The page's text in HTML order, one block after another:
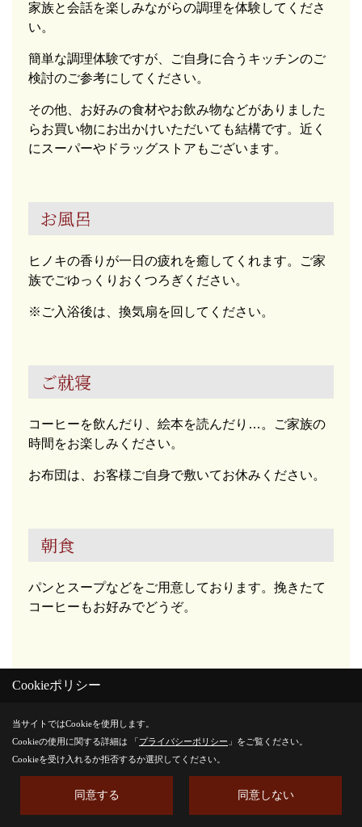
家族と会話を楽しみながらの調理を体験してくださ
い。
簡単な調理体験ですが、ご自身に合うキッチンのご
検討のご参考にしてください。
その他、お好みの食材やお飲み物などがありました
らお買い物にお出かけいただいても結構です。近く
にスーパーやドラッグストアもございます。
お風呂
ヒノキの香りが一日の疲れを癒してくれます。ご家
族でごゆっくりおくつろぎください。
※ご入浴後は、換気扇を回してください。
ご就寝
コーヒーを飲んだり、絵本を読んだり…。ご家族の
時間をお楽しみください。
お布団は、お客様ご自身で敷いてお休みください。
朝食
パンとスープなどをご用意しております。挽きたて
コーヒーもお好みでどうぞ。
お帰り 朝9:00
翌朝9:00頃、スタッフがお伺いします。
ご質問やご感想、なんでもお気軽にお話しくださ
い。
※アンケートのご記入にご協力お願いします。
Cookieポリシー
当サイトではCookieを使用します。
Cookieの使用に関する詳細は 「プライバシーポリシー 」をご覧ください。
Cookieを受け入れるか拒否するか選択してください。
同意する 同意しない